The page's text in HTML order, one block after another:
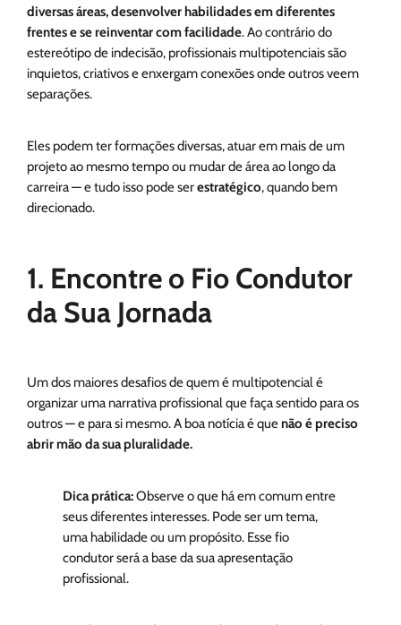
diversas áreas, desenvolver habilidades em diferentes
frentes e se reinventar com facilidade. Ao contrário do
estereótipo de indecisão, profissionais multipotenciais são
inquietos, criativos e enxergam conexões onde outros veem
separações.
Eles podem ter formações diversas, atuar em mais de um
projeto ao mesmo tempo ou mudar de área ao longo da
carreira — e tudo isso pode serestratégico, quando bem
direcionado.
1. Encontre o Fio Condutor
da Sua Jornada
Um dos maiores desafios de quem é multipotencial é
organizar uma narrativa profissional que faça sentido para os
outros — e para si mesmo. A boa notícia é quenão é preciso
abrir mão da sua pluralidade.
Dica prática:Observe o que há em comum entre
seus diferentes interesses. Pode ser um tema,
uma habilidade ou um propósito. Esse fio
condutor será a base da sua apresentação
profissional.